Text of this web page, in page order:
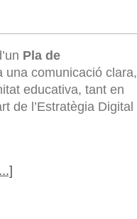
Pla de
una comunicació clara,
educativa, tant en
de l’Estratègia Digital